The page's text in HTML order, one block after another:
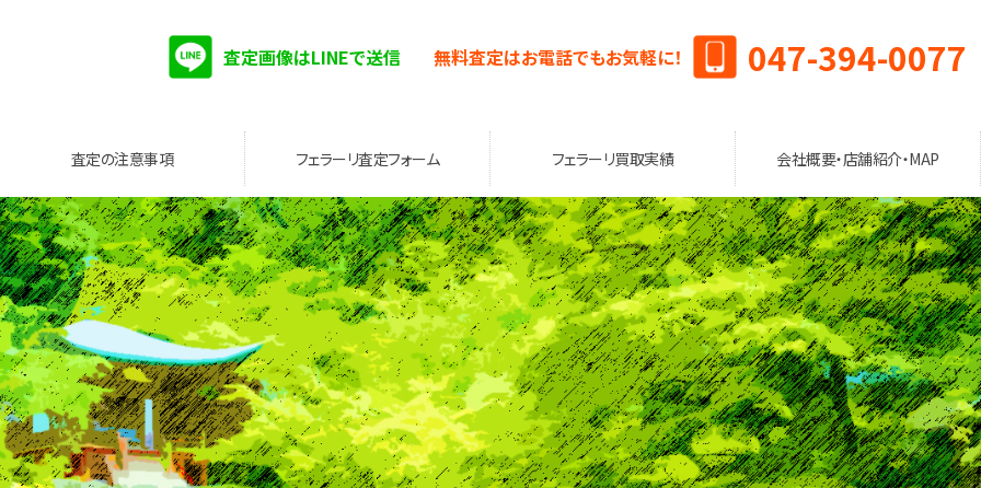
査定画像はLINEで送信 無料査定はお電話でもお気軽に！ 047-394-0077
査定の注意事項 フェラーリ査定フォーム フェラーリ買取実績 会社概要・店舗紹介・MAP